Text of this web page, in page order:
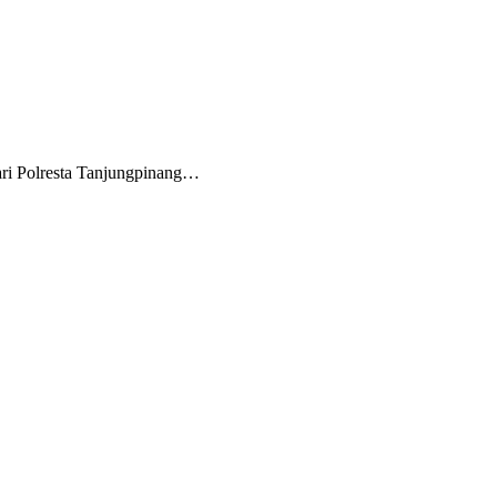
Polresta Tanjungpinang…